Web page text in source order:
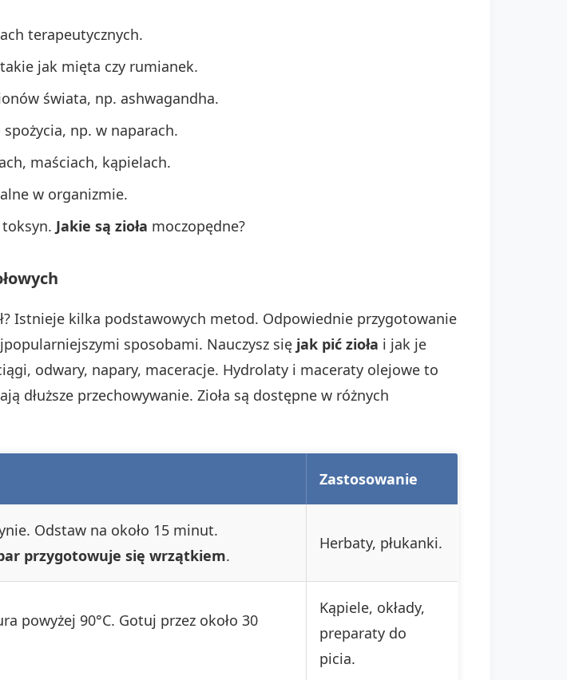
terapeutycznych.
jak mięta czy rumianek.
świata, np. ashwagandha.
np. w naparach.
maściach, kąpielach.
w organizmie.
Jakie są zioła moczopędne?
Istnieje kilka podstawowych metod. Odpowiednie przygotowanie
sposobami. Nauczysz się jak pić zioła i jak je
odwary, napary, maceracje. Hydrolaty i maceraty olejowe to
dłuższe przechowywanie. Zioła są dostępne w różnych
Zastosowanie
Odstaw na około 15 minut.
przygotowuje się wrzątkiem.
Herbaty, płukanki.
powyżej 90°C. Gotuj przez około 30
Kąpiele, okłady,
preparaty do
picia.